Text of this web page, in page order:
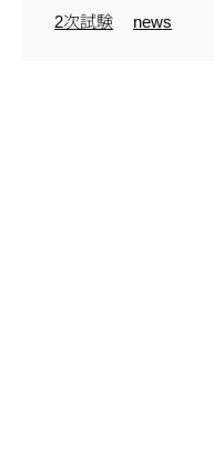
2次試験
news